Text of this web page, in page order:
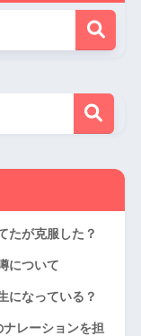
たが克服した？
について
になっている？
レーションを担